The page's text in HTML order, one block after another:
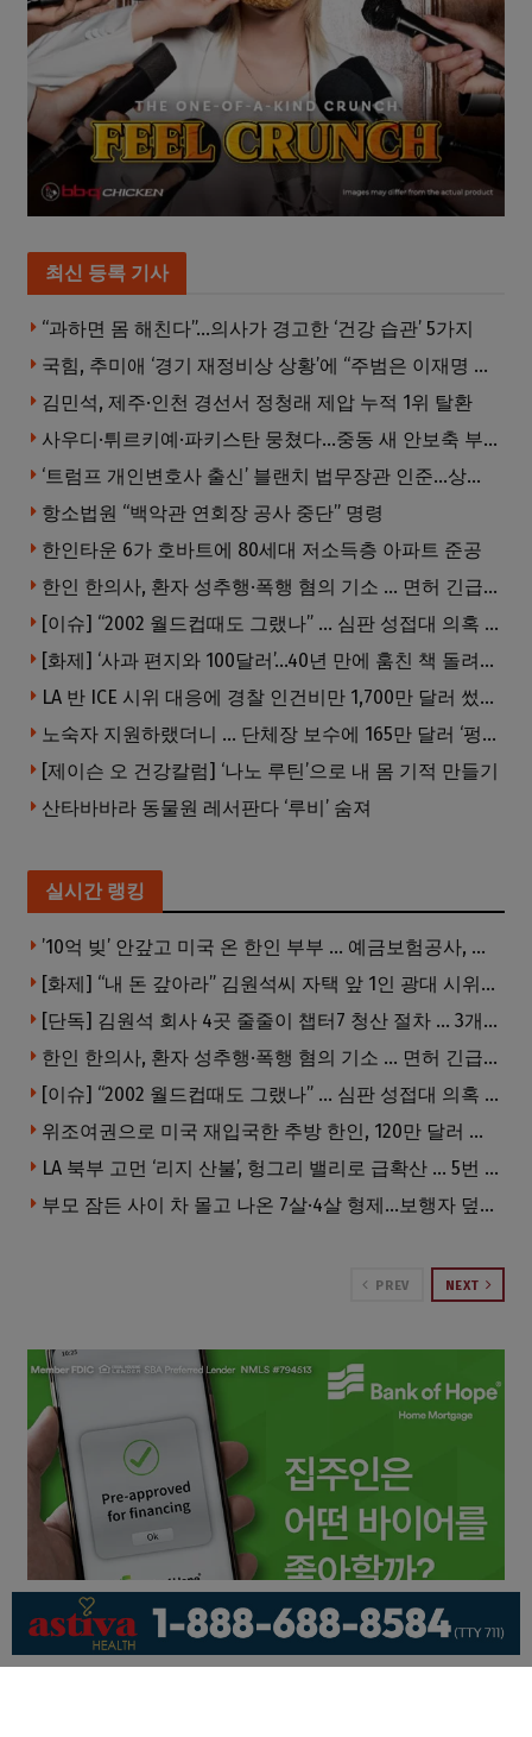
최신 등록 기사
“과하면 몸 해친다”…의사가 경고한 ‘건강 습관’ 5가지
국힘, 추미애 ‘경기 재정비상 상황’에 “주범은 이재명 전 지사”
김민석, 제주·인천 경선서 정청래 제압 누적 1위 탈환
사우디·튀르키예·파키스탄 뭉쳤다…중동 새 안보축 부상하나
‘트럼프 개인변호사 출신’ 블랜치 법무장관 인준…상원 50대49 가결
항소법원 “백악관 연회장 공사 중단” 명령
한인타운 6가 호바트에 80세대 저소득층 아파트 준공
한인 한의사, 환자 성추행·폭행 혐의 기소 … 면허 긴급정지
[이슈] “2002 월드컵때도 그랬나” … 심판 성접대 의혹 해외로 일파만파, 4강 신화까지 불똥
[화제] ‘사과 편지와 100달러’…40년 만에 훔친 책 돌려준 절도범
LA 반 ICE 시위 대응에 경찰 인건비만 1,700만 달러 썼다.
노숙자 지원하랬더니 … 단체장 보수에 165만 달러 ‘펑펑’
[제이슨 오 건강칼럼] ‘나노 루틴’으로 내 몸 기적 만들기
산타바바라 동물원 레서판다 ‘루비’ 숨져
실시간 랭킹
’10억 빚’ 안갚고 미국 온 한인 부부 … 예금보험공사, 미국서 소송
[화제] “내 돈 갚아라” 김원석씨 자택 앞 1인 광대 시위 … 한인 투자사, “108만 달러 못받아”
[단독] 김원석 회사 4곳 줄줄이 챕터7 청산 절차 … 3개 법인 같은 날 동시 파산 신청
한인 한의사, 환자 성추행·폭행 혐의 기소 … 면허 긴급정지
[이슈] “2002 월드컵때도 그랬나” … 심판 성접대 의혹 해외로 일파만파, 4강 신화까지 불똥
위조여권으로 미국 재입국한 추방 한인, 120만 달러 은행 사기 행각
LA 북부 고먼 ‘리지 산불’, 헝그리 밸리로 급확산 … 5번 Fwy 양방향 전면 폐쇄
부모 잠든 사이 차 몰고 나온 7살·4살 형제…보행자 덮쳐 중태
PREV NEXT